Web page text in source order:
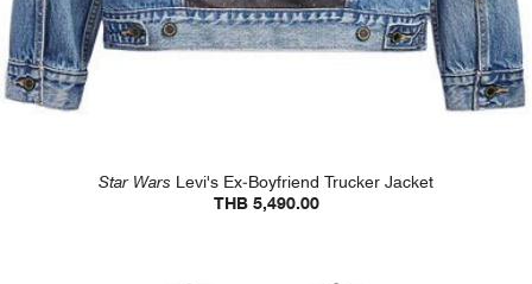
Star Wars Levi's Ex-Boyfriend Trucker Jacket
THB 5,490.00